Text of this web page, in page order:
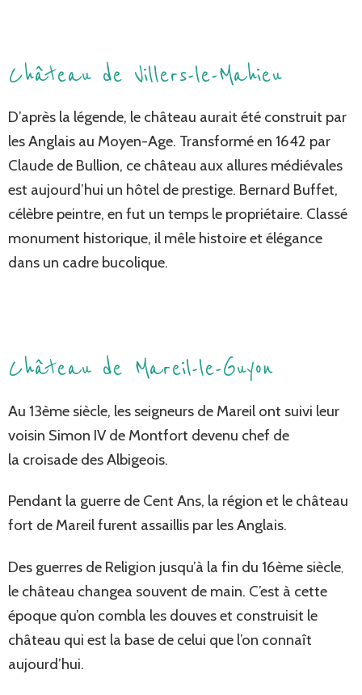
Château de Villers-le-Mahieu
D’après la légende, le château aurait été construit par
les Anglais au Moyen-Age. Transformé en 1642 par
Claude de Bullion, ce château aux allures médiévales
est aujourd’hui un hôtel de prestige. Bernard Buffet,
célèbre peintre, en fut un temps le propriétaire. Classé
monument historique, il mêle histoire et élégance
dans un cadre bucolique.
Château de Mareil-le-Guyon
Au 13ème siècle, les seigneurs de Mareil ont suivi leur
voisin Simon IV de Montfort devenu chef de
la croisade des Albigeois.
Pendant la guerre de Cent Ans, la région et le château
fort de Mareil furent assaillis par les Anglais.
Des guerres de Religion jusqu’à la fin du 16ème siècle,
le château changea souvent de main. C’est à cette
époque qu’on combla les douves et construisit le
château qui est la base de celui que l’on connaît
aujourd’hui.